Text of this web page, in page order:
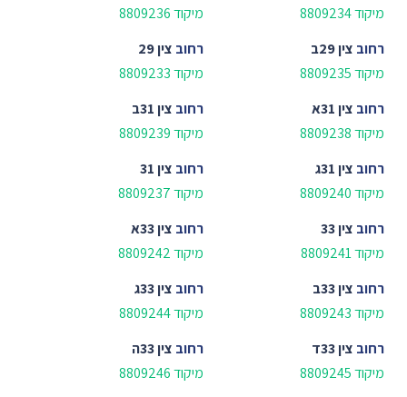
מיקוד 8809234
מיקוד 8809236
רחוב צין 29ב
מיקוד 8809235
רחוב צין 29
מיקוד 8809233
רחוב צין 31א
מיקוד 8809238
רחוב צין 31ב
מיקוד 8809239
רחוב צין 31ג
מיקוד 8809240
רחוב צין 31
מיקוד 8809237
רחוב צין 33
מיקוד 8809241
רחוב צין 33א
מיקוד 8809242
רחוב צין 33ב
מיקוד 8809243
רחוב צין 33ג
מיקוד 8809244
רחוב צין 33ד
מיקוד 8809245
רחוב צין 33ה
מיקוד 8809246